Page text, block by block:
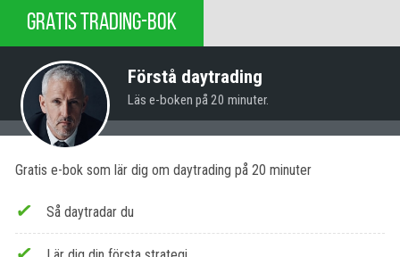
GRATIS TRADING-BOK
Förstå daytrading
Läs e-boken på 20 minuter.
Gratis e-bok som lär dig om daytrading på 20 minuter
Så daytradar du